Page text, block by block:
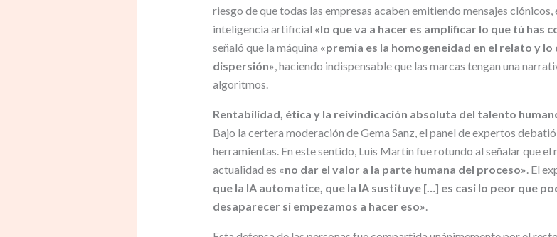
riesgo de que todas las empresas acaben emitiendo mensajes
inteligencia artificial «lo que va a hacer es amplificar lo que tú has
señaló que la máquina «premia es la homogeneidad en el relato y
dispersión», haciendo indispensable que las marcas tengan una
algoritmos.
Rentabilidad, ética y la reivindicación absoluta del talento
Bajo la certera moderación de Gema Sanz, el panel de expertos
herramientas. En este sentido, Luis Martín fue rotundo al señalar que
actualidad es «no dar el valor a la parte humana del proceso». El
que la IA automatice, que la IA sustituye […] es casi lo peor que
desaparecer si empezamos a hacer eso».